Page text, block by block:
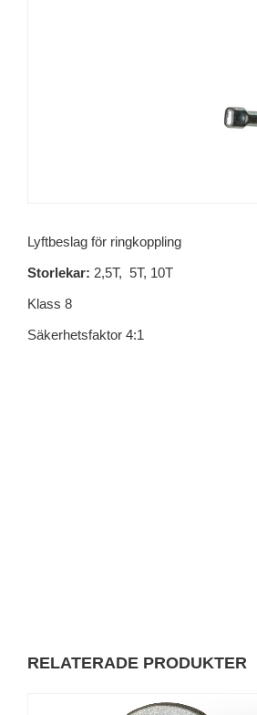
Lyftbeslag för ringkoppling
Storlekar: 2,5T, 5T, 10T
Klass 8
Säkerhetsfaktor 4:1
RELATERADE PRODUKTER